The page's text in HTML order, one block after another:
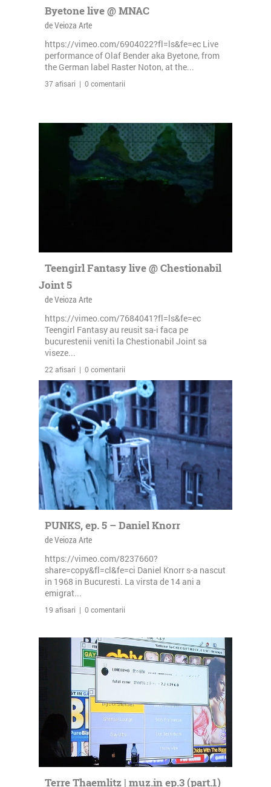
Byetone live @ MNAC
de Veioza Arte
https://vimeo.com/6904022?fl=ls&fe=ec Live
performance of Olaf Bender aka Byetone, from
the German label Raster Noton, at the...
37 afisari | 0 comentarii
Teengirl Fantasy live @ Chestionabil
Joint 5
de Veioza Arte
https://vimeo.com/7684041?fl=ls&fe=ec
Teengirl Fantasy au reusit sa-i faca pe
bucurestenii veniti la Chestionabil Joint sa
viseze...
22 afisari | 0 comentarii
PUNKS, ep. 5 – Daniel Knorr
de Veioza Arte
https://vimeo.com/8237660?
share=copy&fl=cl&fe=ci Daniel Knorr s-a nascut
in 1968 in Bucuresti. La virsta de 14 ani a
emigrat...
19 afisari | 0 comentarii
Terre Thaemlitz | muz.in ep.3 (part.1)